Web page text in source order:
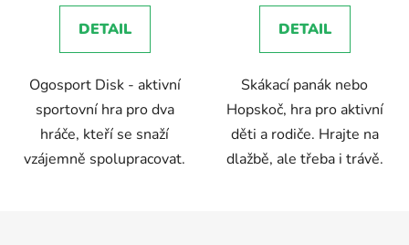
DETAIL
Ogosport Disk - aktivní
sportovní hra pro dva
hráče, kteří se snaží
vzájemně spolupracovat.
5,0
z
hvězdiček.
DETAIL
Skákací panák nebo
Hopskoč, hra pro aktivní
děti a rodiče. Hrajte na
dlažbě, ale třeba i trávě.